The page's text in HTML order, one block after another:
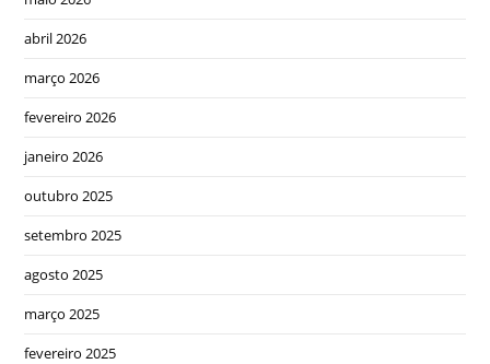
abril 2026
março 2026
fevereiro 2026
janeiro 2026
outubro 2025
setembro 2025
agosto 2025
março 2025
fevereiro 2025